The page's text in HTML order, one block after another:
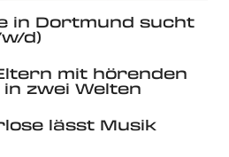
in Dortmund sucht
d)
mit hörenden
zwei Welten
lässt Musik